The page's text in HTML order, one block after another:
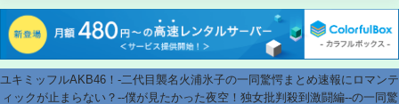
ユキミッフルAKB46！-二代目襲名火浦氷子の一同驚愕まとめ速報にロマンテ
ィックが止まらない？--僕が見たかった夜空！独女批判殺到激闘編--の一同驚